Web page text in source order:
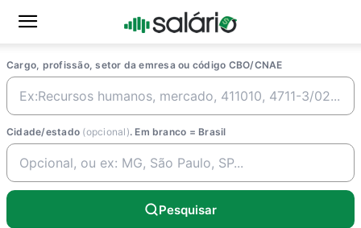
Cargo, profissão, setor da emresa ou código CBO/CNAE
Cidade/estado (opcional). Em branco = Brasil
Pesquisar